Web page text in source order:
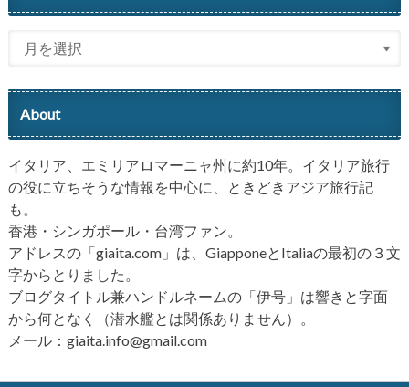
About
イタリア、エミリアロマーニャ州に約10年。イタリア旅行
の役に立ちそうな情報を中心に、ときどきアジア旅行記
も。
香港・シンガポール・台湾ファン。
アドレスの「giaita.com」は、GiapponeとItaliaの最初の３文
字からとりました。
ブログタイトル兼ハンドルネームの「伊号」は響きと字面
から何となく（潜水艦とは関係ありません）。
メール：giaita.info@gmail.com